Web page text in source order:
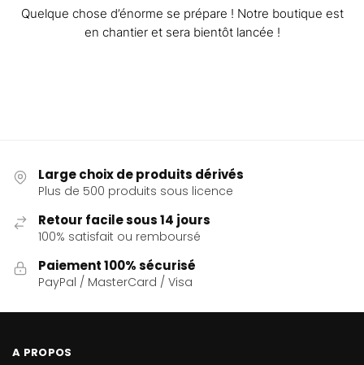
Quelque chose d’énorme se prépare ! Notre boutique est
en chantier et sera bientôt lancée !
Large choix de produits dérivés
Plus de 500 produits sous licence
Retour facile sous 14 jours
100% satisfait ou remboursé
Paiement 100% sécurisé
PayPal / MasterCard / Visa
A PROPOS